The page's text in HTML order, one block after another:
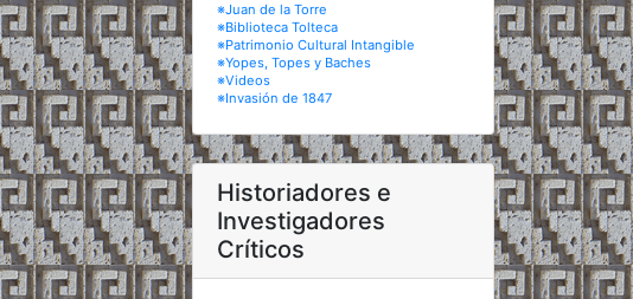
※Juan de la Torre
※Biblioteca Tolteca
※Patrimonio Cultural Intangible
※Yopes, Topes y Baches
※Videos
※Invasión de 1847
Historiadores e
Investigadores
Críticos